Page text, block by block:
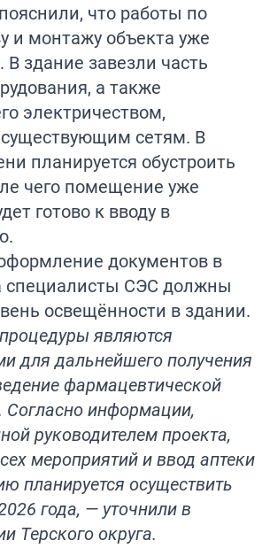
что работы по
и монтажу объекта уже
здание завезли часть
а также
электричеством,
сетям. В
планируется обустроить
чего помещение уже
готово к вводу в
документов в
специалисты СЭС должны
освещённости в здании.
являются
для дальнейшего получения
фармацевтической
Согласно информации,
руководителем проекта,
мероприятий и ввод аптеки
планируется осуществить
года, — уточнили в
Терского округа.